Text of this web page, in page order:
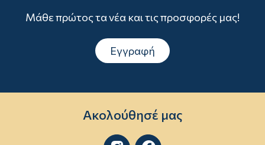
Μάθε πρώτος τα νέα και τις προσφορές μας!
Εγγραφή
Ακολούθησέ μας